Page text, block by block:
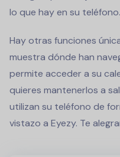
lo que hay en su teléfono.
Hay otras funciones
muestra dónde han
permite acceder a su
quieres mantenerlos a
utilizan su teléfono de
vistazo a Eyezy. Te